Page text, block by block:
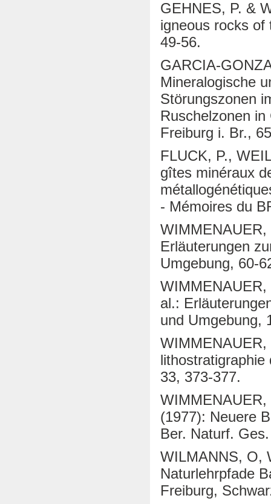
GEHNES, P. &
igneous rocks of
49-56.
GARCIA-
Mineralogische
Störungszonen
Ruschelzonen
Freiburg i. Br.,
FLUCK, P.,
gîtes minéraux
- Mémoires du
Erläuterungen
Umgebung, 60-
al.:
und Umgebung,
WIMMENAUER,
33, 373-377.
(1977): Neuere
Ber. Naturf.
WILMANNS, O,
Naturlehrpfade
Freiburg,